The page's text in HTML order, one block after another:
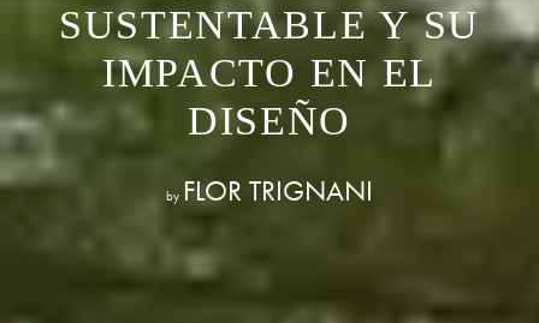
SUSTENTABLE Y SU
IMPACTO EN EL
DISEÑO
by FLOR TRIGNANI